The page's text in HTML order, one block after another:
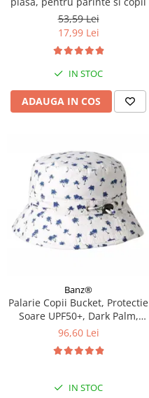
53,59 Lei
17,99 Lei
IN STOC
ADAUGA IN COS
Banz®
Palarie Copii Bucket, Protectie
Soare UPF50+, Dark Palm,
Diverse marimi
96,60 Lei
IN STOC